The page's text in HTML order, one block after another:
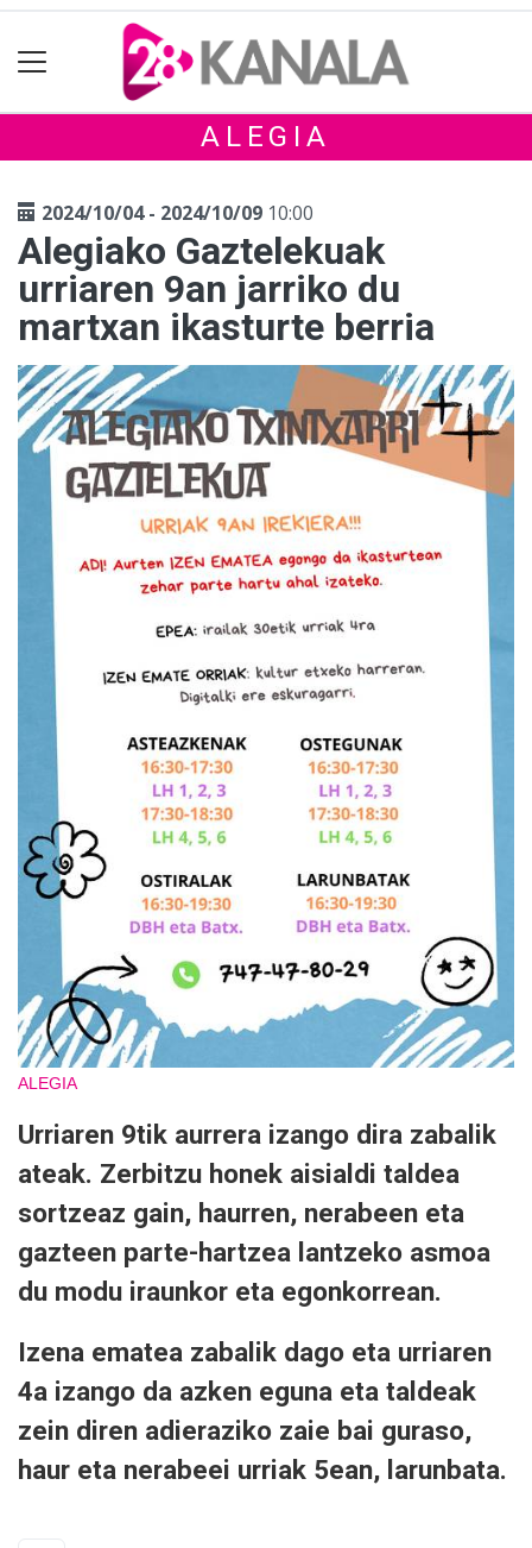
ALEGIA
2024/10/04 - 2024/10/09 10:00
Alegiako Gaztelekuak
urriaren 9an jarriko du
martxan ikasturte berria
ALEGIA
Urriaren 9tik aurrera izango dira zabalik
ateak. Zerbitzu honek aisialdi taldea
sortzeaz gain, haurren, nerabeen eta
gazteen parte-hartzea lantzeko asmoa
du modu iraunkor eta egonkorrean.
Izena ematea zabalik dago eta urriaren
4a izango da azken eguna eta taldeak
zein diren adieraziko zaie bai guraso,
haur eta nerabeei urriak 5ean, larunbata.